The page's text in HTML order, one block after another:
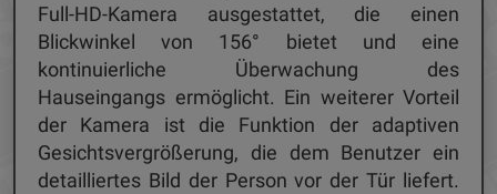
Full-HD-Kamera ausgestattet, die einen
Blickwinkel von 156° bietet und eine
kontinuierliche Überwachung des
Hauseingangs ermöglicht. Ein weiterer Vorteil
der Kamera ist die Funktion der adaptiven
Gesichtsvergrößerung, die dem Benutzer ein
detailliertes Bild der Person vor der Tür liefert.